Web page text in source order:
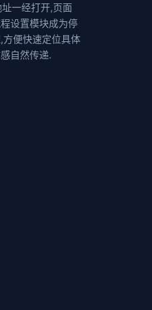
一经打开,页面
设置模块成为停
便快速定位具体
自然传递.